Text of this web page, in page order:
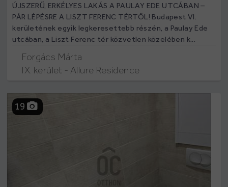
ÚJSZERŰ, ERKÉLYES LAKÁS A PAULAY EDE UTCÁBAN –
PÁR LÉPÉSRE A LISZT FERENC TÉRTŐL! Budapest VI.
kerületének egyik legkeresettebb részén, a Paulay Ede
utcában, a Liszt Ferenc tér közvetlen közelében k...
Forgács Márta
IX. kerület - Allure Residence
19